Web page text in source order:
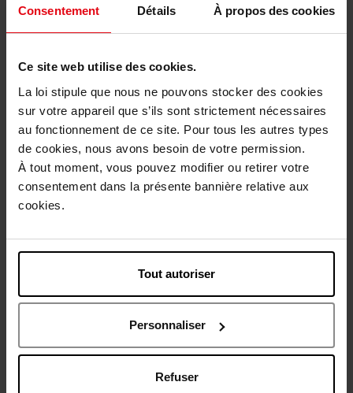
Consentement Détails À propos des cookies
Ce site web utilise des cookies.
La loi stipule que nous ne pouvons stocker des cookies
sur votre appareil que s’ils sont strictement nécessaires
au fonctionnement de ce site. Pour tous les autres types
de cookies, nous avons besoin de votre permission.
À tout moment, vous pouvez modifier ou retirer votre
consentement dans la présente bannière relative aux
cookies.
Tout autoriser
Personnaliser
Refuser
Nog iets vergeten ?
EAU DE PARFUM
€ 84,90 Zien